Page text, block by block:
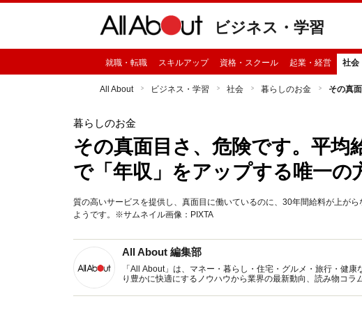
ビジネス・学習
就職・転職 スキルアップ 資格・スクール 起業・経営 社会
All About ビジネス・学習 社会 暮らしのお金 その真
暮らしのお金
その真面目さ、危険です。平均
で「年収」をアップする唯一の
質の高いサービスを提供し、真面目に働いているのに、30年間給料が上が
ようです。※サムネイル画像：PIXTA
All About 編集部
「All About」は、マネー・暮らし・住宅・グルメ・旅行・健
り豊かに快適にするノウハウから業界の最新動向、読み物コ